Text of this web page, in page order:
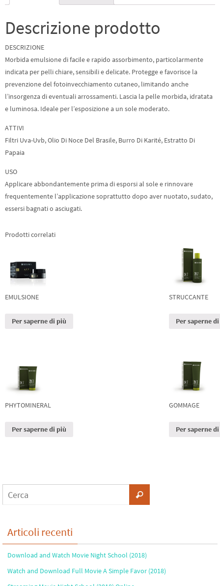
Descrizione prodotto
DESCRIZIONE
Morbida emulsione di facile e rapido assorbimento, particolarmente
indicata per pelli chiare, sensibili e delicate. Protegge e favorisce la
prevenzione del fotoinvecchiamento cutaneo, limitando anche
l’insorgenza di eventuali arrossamenti. Lascia la pelle morbida, idratata
e luminosa. Ideale per l’esposizione a un sole moderato.
ATTIVI
Filtri Uva-Uvb, Olio Di Noce Del Brasile, Burro Di Karité, Estratto Di
Papaia
USO
Applicare abbondantemente prima di esporsi al sole e rinnovare
frequentemente l’applicazione soprattutto dopo aver nuotato, sudato,
essersi bagnati o asciugati.
Prodotti correlati
EMULSIONE
Per saperne di più
STRUCCANTE
Per saperne
PHYTOMINERAL
Per saperne di più
GOMMAGE
Per saperne
Articoli recenti
Download and Watch Movie Night School (2018)
Watch and Download Full Movie A Simple Favor (2018)